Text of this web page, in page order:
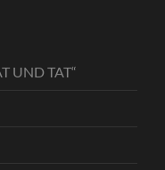
UND TAT“